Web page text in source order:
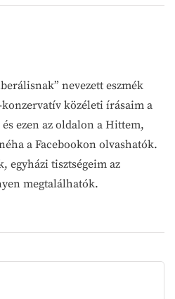
nevezett eszmék
közéleti írásaim a
ezen az oldalon a Hittem,
a Facebookon olvashatók.
egyházi tisztségeim az
megtalálhatók.